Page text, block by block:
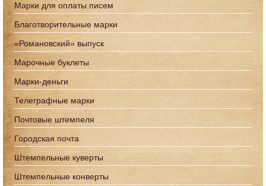
Марки для оплаты писем
Благотворительные марки
«Романовский» выпуск
Марочные буклеты
Марки-деньги
Телеграфные марки
Почтовые штемпеля
Городская почта
Штемпельные куверты
Штемпельные конверты